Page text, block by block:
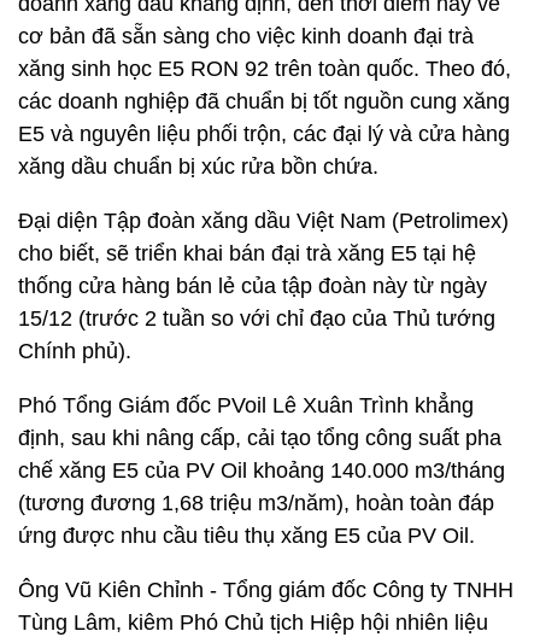
cơ bản đã sẵn sàng cho việc kinh doanh đại trà
xăng sinh học E5 RON 92 trên toàn quốc. Theo đó,
các doanh nghiệp đã chuẩn bị tốt nguồn cung xăng
E5 và nguyên liệu phối trộn, các đại lý và cửa hàng
xăng dầu chuẩn bị xúc rửa bồn chứa.
Đại diện Tập đoàn xăng dầu Việt Nam (Petrolimex)
cho biết, sẽ triển khai bán đại trà xăng E5 tại hệ
thống cửa hàng bán lẻ của tập đoàn này từ ngày
15/12 (trước 2 tuần so với chỉ đạo của Thủ tướng
Chính phủ).
Phó Tổng Giám đốc PVoil Lê Xuân Trình khẳng
định, sau khi nâng cấp, cải tạo tổng công suất pha
chế xăng E5 của PV Oil khoảng 140.000 m3/tháng
(tương đương 1,68 triệu m3/năm), hoàn toàn đáp
ứng được nhu cầu tiêu thụ xăng E5 của PV Oil.
Ông Vũ Kiên Chỉnh - Tổng giám đốc Công ty TNHH
Tùng Lâm, kiêm Phó Chủ tịch Hiệp hội nhiên liệu